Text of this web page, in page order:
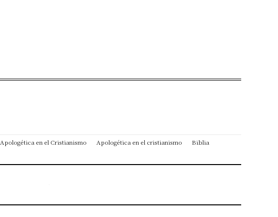
Apologética en el Cristianismo Apologética en el cristianismo
Biblia